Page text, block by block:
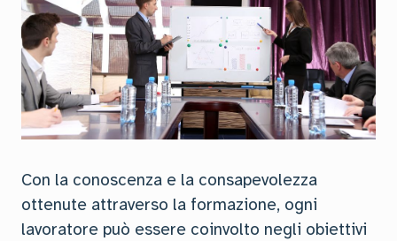
Con la conoscenza e la consapevolezza
ottenute attraverso la formazione, ogni
lavoratore può essere coinvolto negli obiettivi